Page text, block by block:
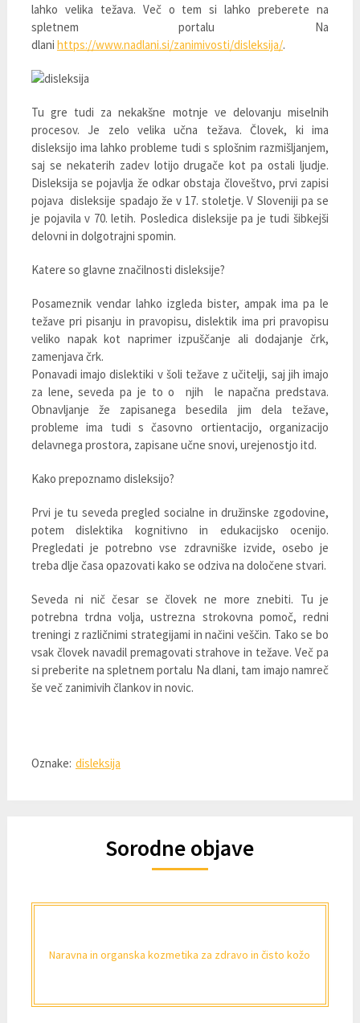
lahko velika težava. Več o tem si lahko preberete na
spletnem portalu Na
dlani https://www.nadlani.si/zanimivosti/disleksija/.
Tu gre tudi za nekakšne motnje ve delovanju miselnih
procesov. Je zelo velika učna težava. Človek, ki ima
disleksijo ima lahko probleme tudi s splošnim razmišljanjem,
saj se nekaterih zadev lotijo drugače kot pa ostali ljudje.
Disleksija se pojavlja že odkar obstaja človeštvo, prvi zapisi
pojava disleksije spadajo že v 17. stoletje. V Sloveniji pa se
je pojavila v 70. letih. Posledica disleksije pa je tudi šibkejši
delovni in dolgotrajni spomin.
Katere so glavne značilnosti disleksije?
Posameznik vendar lahko izgleda bister, ampak ima pa le
težave pri pisanju in pravopisu, dislektik ima pri pravopisu
veliko napak kot naprimer izpuščanje ali dodajanje črk,
zamenjava črk.
Ponavadi imajo dislektiki v šoli težave z učitelji, saj jih imajo
za lene, seveda pa je to o njih le napačna predstava.
Obnavljanje že zapisanega besedila jim dela težave,
probleme ima tudi s časovno ortientacijo, organizacijo
delavnega prostora, zapisane učne snovi, urejenostjo itd.
Kako prepoznamo disleksijo?
Prvi je tu seveda pregled socialne in družinske zgodovine,
potem dislektika kognitivno in edukacijsko ocenijo.
Pregledati je potrebno vse zdravniške izvide, osebo je
treba dlje časa opazovati kako se odziva na določene stvari.
Seveda ni nič česar se človek ne more znebiti. Tu je
potrebna trdna volja, ustrezna strokovna pomoč, redni
treningi z različnimi strategijami in načini veščin. Tako se bo
vsak človek navadil premagovati strahove in težave. Več pa
si preberite na spletnem portalu Na dlani, tam imajo namreč
še več zanimivih člankov in novic.
Oznake: disleksija
Sorodne objave
Naravna in organska kozmetika za zdravo in čisto kožo